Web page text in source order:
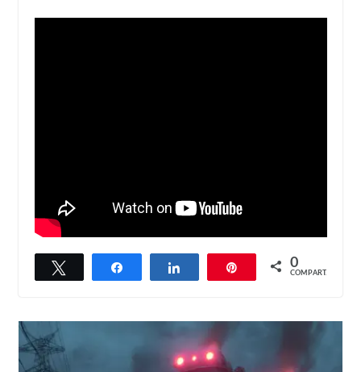
Compartilhar Compartilhar 0
COMPART.